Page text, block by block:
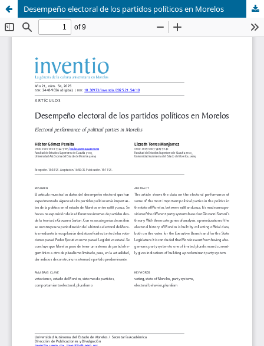
Desempeño electoral de los partidos políticos en Morelos